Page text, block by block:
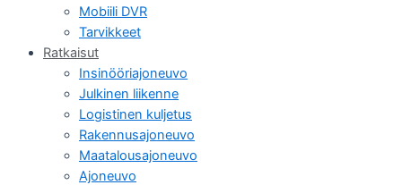
Mobiili DVR
Tarvikkeet
Ratkaisut
Insinööriajoneuvo
Julkinen liikenne
Logistinen kuljetus
Rakennusajoneuvo
Maatalousajoneuvo
Ajoneuvo